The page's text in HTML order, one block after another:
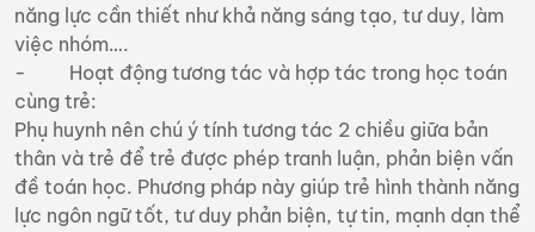
năng lực cần thiết như khả năng sáng tạo, tư duy, làm
việc nhóm….
- Hoạt động tương tác và hợp tác trong học toán
cùng trẻ:
Phụ huynh nên chú ý tính tương tác 2 chiều giữa bản
thân và trẻ để trẻ được phép tranh luận, phản biện vấn
đề toán học. Phương pháp này giúp trẻ hình thành năng
lực ngôn ngữ tốt, tư duy phản biện, tự tin, mạnh dạn thể